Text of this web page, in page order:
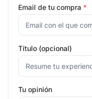
Email de tu compra *
Título (opcional)
Tu opinión